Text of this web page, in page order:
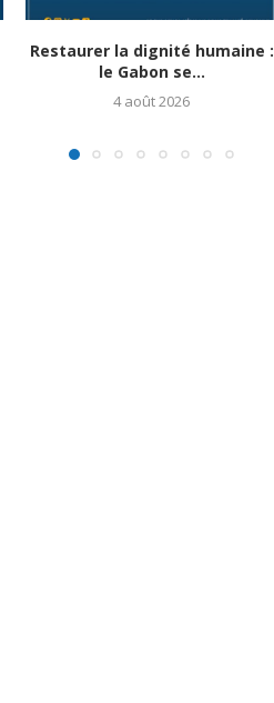
Restaurer la dignité humaine :
le Gabon se...
4 août 2026